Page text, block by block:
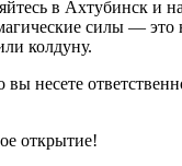
в Ахтубинск и
силы —
колдуну.
несете
открытие!